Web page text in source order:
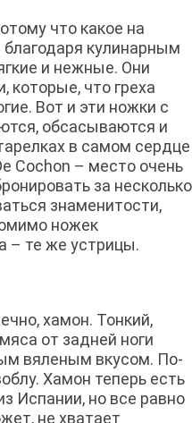
что какое на
кулинарным
и нежные. Они
которые, что греха
Вот и эти ножки с
обсасываются и
в самом сердце
Cochon – место очень
за несколько
знаменитости,
ножек
– те же устрицы.
хамон. Тонкий,
от задней ноги
вяленым вкусом. По-
Хамон теперь есть
Испании, но все равно
не хватает